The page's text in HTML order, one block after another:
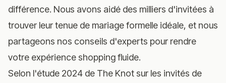
différence. Nous avons aidé des milliers d'invitées à
trouver leur tenue de mariage formelle idéale, et nous
partageons nos conseils d'experts pour rendre
votre expérience shopping fluide.
Selon l'étude 2024 de The Knot sur les invités de